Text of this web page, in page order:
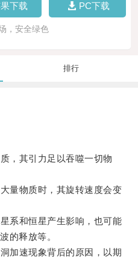
下载 PC下载
，安全绿色
排行
其引力足以吞噬一切物
物质时，其旋转速度会变
和恒星产生影响，也可能
的释放等。
速现象背后的原因，以期